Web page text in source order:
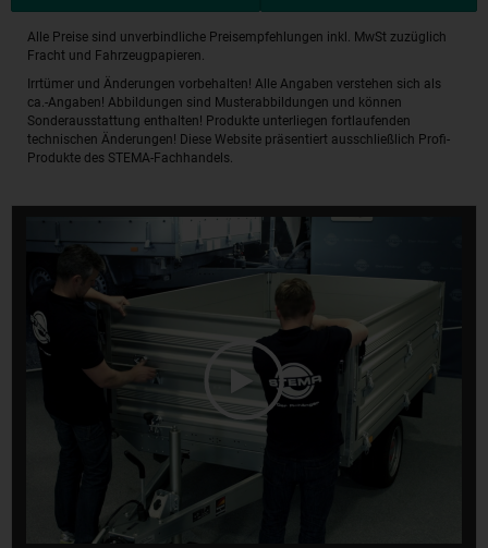
Alle Preise sind unverbindliche Preisempfehlungen inkl. MwSt zuzüglich
Fracht und Fahrzeugpapieren.
Irrtümer und Änderungen vorbehalten! Alle Angaben verstehen sich als
ca.-Angaben! Abbildungen sind Musterabbildungen und können
Sonderausstattung enthalten! Produkte unterliegen fortlaufenden
technischen Änderungen! Diese Website präsentiert ausschließlich Profi-
Produkte des STEMA-Fachhandels.